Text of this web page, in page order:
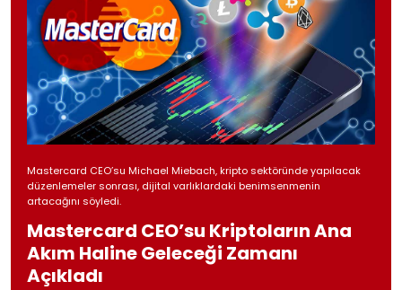
Mastercard CEO’su Michael Miebach, kripto sektöründe yapılacak
düzenlemeler sonrası, dijital varlıklardaki benimsenmenin
artacağını söyledi.
Mastercard CEO’su Kriptoların Ana
Akım Haline Geleceği Zamanı
Açıkladı